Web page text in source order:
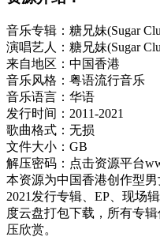
音乐专辑：糖兄妹(Sugar
演唱艺人：糖兄妹(Sugar
来自地区：中国香港
音乐风格：粤语流行音乐
音乐语言：华语
发行时间：2011-2021
歌曲格式：无损
文件大小：GB
解压密码：点击资源平台
本资源为中国香港创作型男
2021发行专辑、EP、现场
度云盘打包下载，所有专
压欣赏。